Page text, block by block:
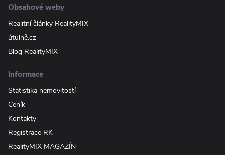
Obsahové weby
Realitní články RealityMIX
útulně.cz
Blog RealityMIX
Informace
Statistika nemovitostí
Ceník
Kontakty
Registrace RK
RealityMIX MAGAZÍN